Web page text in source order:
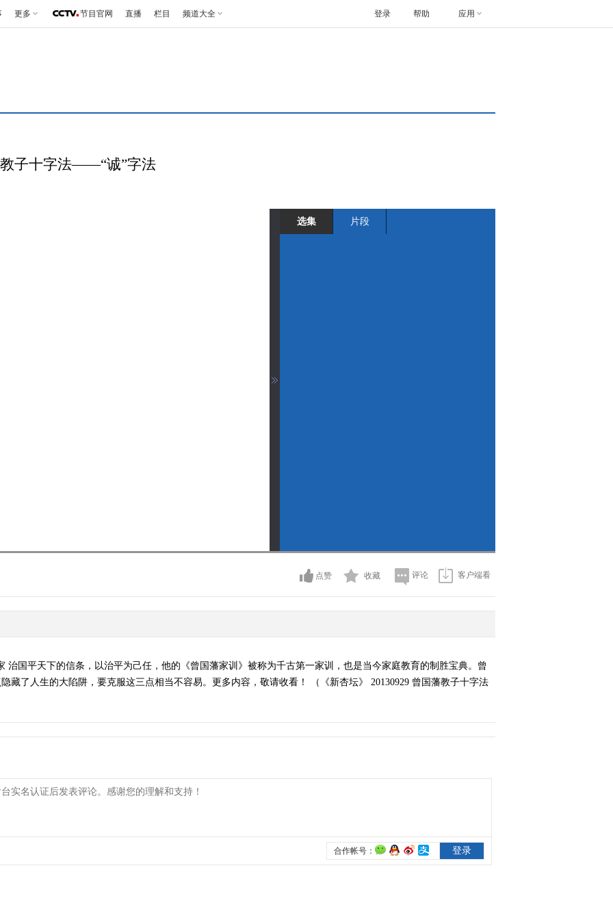
更多 节目官网 直播 栏目 频道大全 帮助 应用
登录
教子十字法——“诚”字法
选集 片段
点赞 收藏 评论 客户端看
治国平天下的信条，以治平为己任，他的《曾国藩家训》被称为千古第一家训，也是当今家庭教育的制胜宝典。曾
藏了人生的大陷阱，要克服这三点相当不容易。更多内容，敬请收看！ （《新杏坛》 20130929 曾国藩教子十字法